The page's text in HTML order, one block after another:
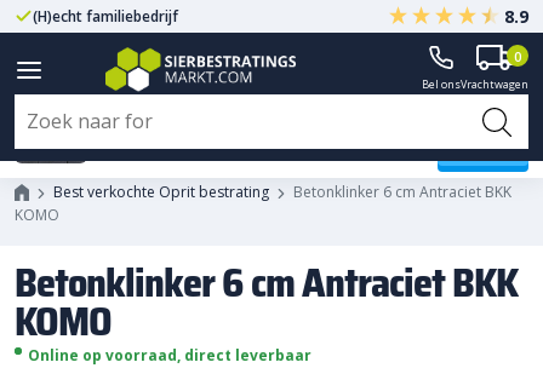
(H)echt familiebedrijf Gegarandeerd A-kwaliteit
8.9
Bel onsVrachtwagen
0
Best verkochte Oprit bestrating
Betonklinker 6 cm Antraciet BKK
KOMO
Betonklinker 6 cm Antraciet BKK
KOMO
Online op voorraad, direct leverbaar
Betonklinker 6 cm Antraciet BKK
KOMO